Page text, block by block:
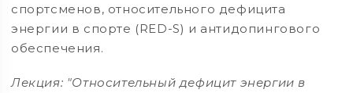
спортсменов, относительного дефицита
энергии в спорте (RED-S) и антидопингового
обеспечения.
Лекция: "Относительный дефицит энергии в